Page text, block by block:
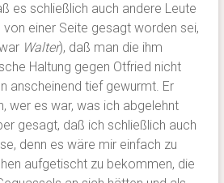
es schließlich auch andere Leute
einer Seite gesagt worden sei,
Walter), daß man die ihm
Haltung gegen Otfried nicht
anscheinend tief gewurmt. Er
wer es war, was ich abgelehnt
gesagt, daß ich schließlich auch
denn es wäre mir einfach zu
aufgetischt zu bekommen, die